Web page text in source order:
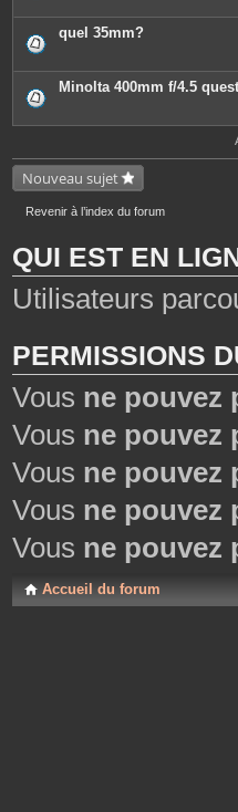
quel 35mm?
Minolta 400mm f/4.5
Nouveau sujet
Revenir à l’index du forum
QUI EST EN
Utilisateurs
PERMISSIONS
Vous ne pouvez
Vous ne pouvez
Vous ne pouvez
Vous ne pouvez
Vous ne pouvez
Accueil du forum